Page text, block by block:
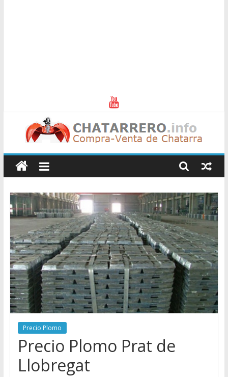
Chatarreros
–
Precio
de
Chatarra
Directorio
de
Chatarreros
para
vender
Chatarra
Precio Plomo
Precio Plomo Prat de
Llobregat